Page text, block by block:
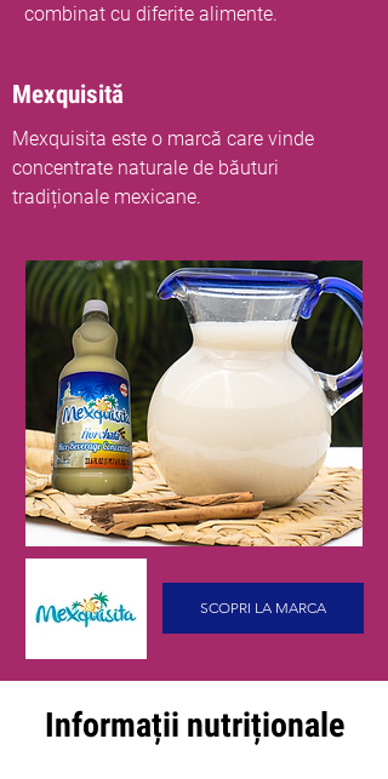
combinat cu diferite alimente.
Mexquisită
Mexquisita este o marcă care vinde
concentrate naturale de băuturi
tradiționale mexicane.
SCOPRI LA MARCA
Informații nutriționale